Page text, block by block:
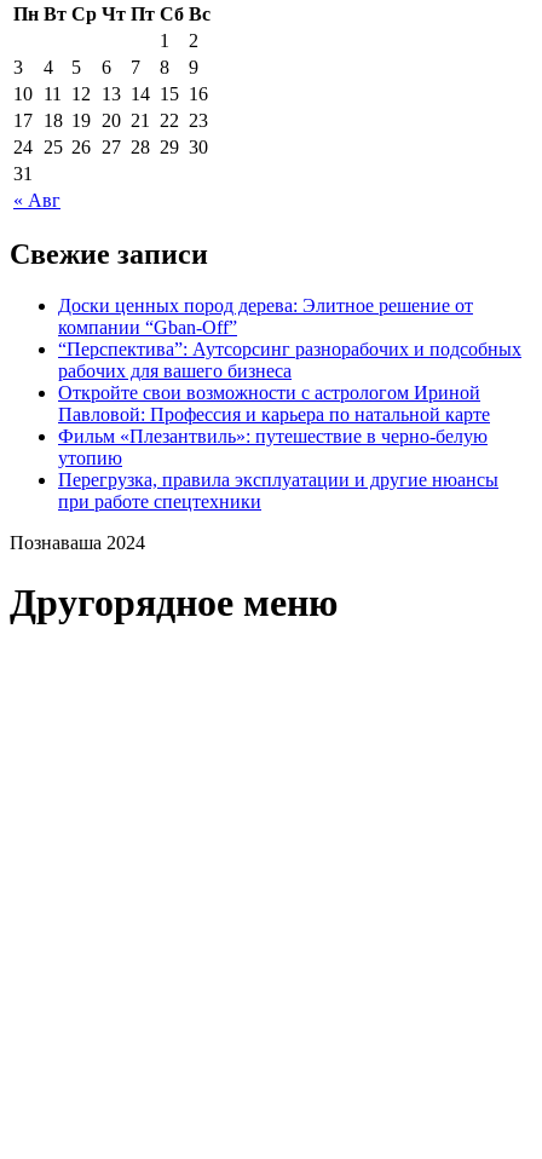
Пн Вт Ср Чт Пт Сб Вс
« Авг
1
2
3
4 5 6 7 8
9
10 11 12 13 14 15 16
17 18 19 20 21 22 23
24 25 26 27 28 29 30
31
Свежие записи
Доски ценных пород дерева: Элитное решение от
компании “Gban-Off”
“Перспектива”: Аутсорсинг разнорабочих и подсобных
рабочих для вашего бизнеса
Откройте свои возможности с астрологом Ириной
Павловой: Профессия и карьера по натальной карте
Фильм «Плезантвиль»: путешествие в черно-белую
утопию
Перегрузка, правила эксплуатации и другие нюансы
при работе спецтехники
Познаваша 2024
Другорядное меню